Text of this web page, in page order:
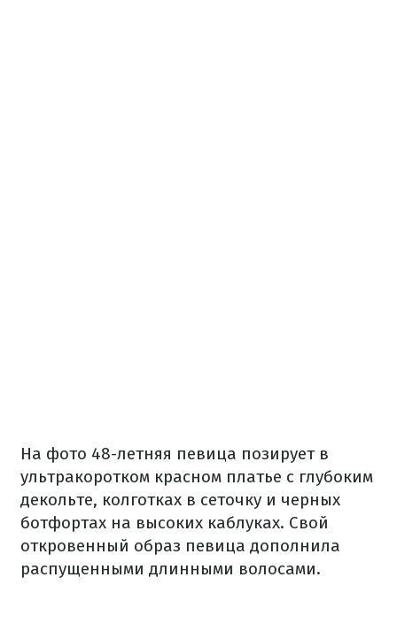
На фото 48-летняя певица позирует в
ультракоротком красном платье с глубоким
декольте, колготках в сеточку и черных
ботфортах на высоких каблуках. Свой
откровенный образ певица дополнила
распущенными длинными волосами.